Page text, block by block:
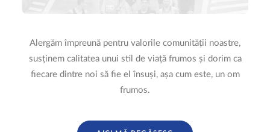
Alergăm împreună pentru valorile comunității noastre,
susținem calitatea unui stil de viață frumos și dorim ca
fiecare dintre noi să fie el însuși, așa cum este, un om
frumos.